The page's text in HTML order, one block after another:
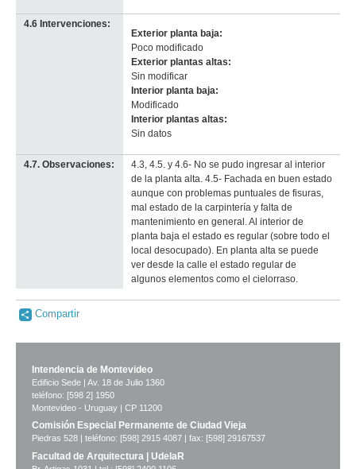
4.6 Intervenciones:
Exterior planta baja:
Poco modificado
Exterior plantas altas:
Sin modificar
Interior planta baja:
Modificado
Interior plantas altas:
Sin datos
4.7. Observaciones:
4.3, 4.5. y 4.6- No se pudo ingresar al interior
de la planta alta. 4.5- Fachada en buen estado
aunque con problemas puntuales de fisuras,
mal estado de la carpintería y falta de
mantenimiento en general. Al interior de
planta baja el estado es regular (sobre todo el
local desocupado). En planta alta se puede
ver desde la calle el estado regular de
algunos elementos como el cielorraso.
Compartir
Intendencia de Montevideo
Edificio Sede | Av. 18 de Julio 1360
teléfono: [598 2] 1950
Montevideo - Uruguay | CP 11200
Comisión Especial Permanente de Ciudad Vieja
Piedras 528 | teléfono: [598] 2915 4087 | fax: [598] 29167537
Facultad de Arquitectura | UdelaR